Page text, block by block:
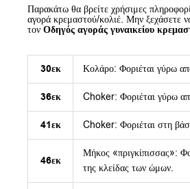
Παρακάτω θα βρείτε χρήσιμες
αγορά κρεμαστού/κολιέ. Μην ξεχάσετε
τον Οδηγός αγοράς γυναικείου
30εκ Κολάρο: Φοριέται γύρω
36εκ Choker: Φοριέται γύρω
41εκ Choker: Φοριέται στη
46εκ
Μήκος «πριγκίπισσας»:
της κλείδας των ώμων.